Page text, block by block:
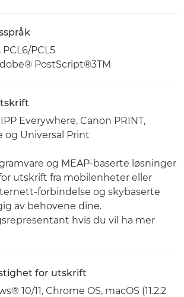
PCL5
PostScript®3TM
Everywhere, Canon PRINT,
og Universal Print
og MEAP-baserte løsninger
utskrift fra mobilenheter eller
forbindelse og skybaserte
av behovene dine.
hvis du vil ha mer
for utskrift
10/11, Chrome OS, macOS (11.2.2